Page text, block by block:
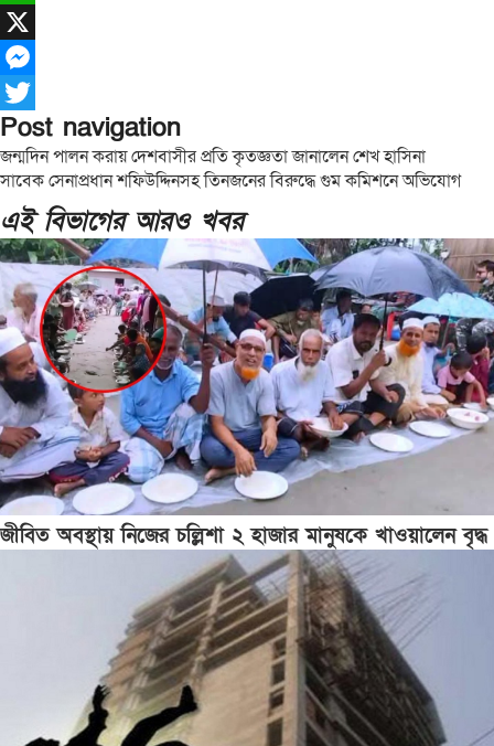
WhatsApp
X
Messenger
Twitter
Post navigation
জন্মদিন পালন করায় দেশবাসীর প্রতি কৃতজ্ঞতা জানালেন শেখ হাসিনা
সাবেক সেনাপ্রধান শফিউদ্দিনসহ তিনজনের বিরুদ্ধে গুম কমিশনে অভিযোগ
এই বিভাগের আরও খবর
জীবিত অবস্থায় নিজের চল্লিশা ২ হাজার মানুষকে খাওয়ালেন বৃদ্ধ